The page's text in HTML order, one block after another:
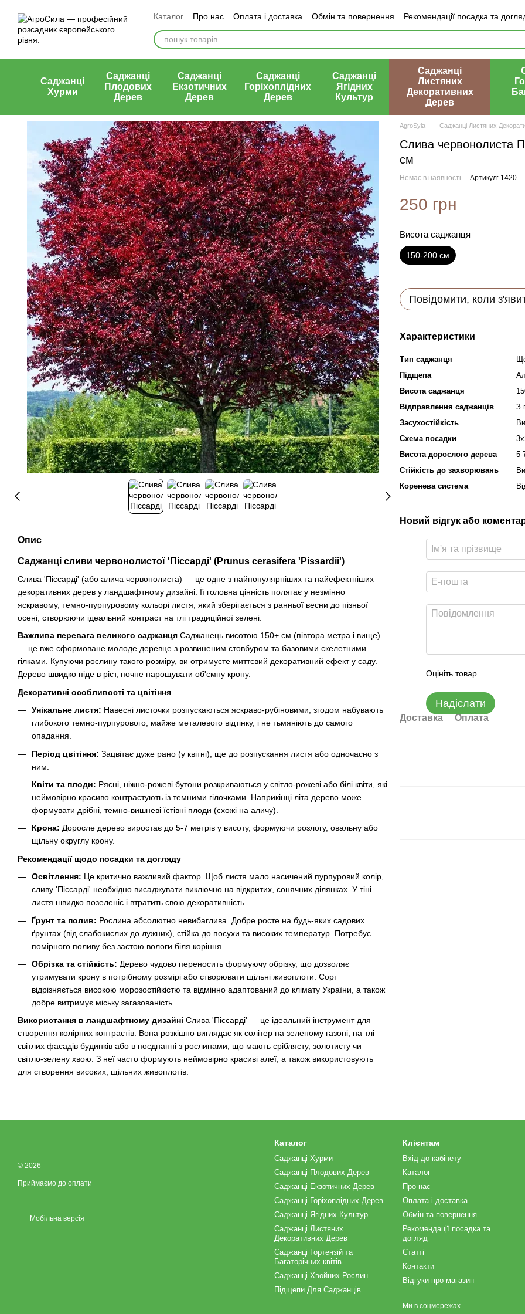
Каталог Про нас Оплата і доставка Обмін та повернення
Рекомендації посадка та
Статті
Контакти Відгуки про магазин
Саджанці
Хурми
Саджанці
Плодових
Дерев
Саджанці
Екзотичних
Дерев
Саджанці
Горіхоплідних
Дерев
Саджанці
Ягідних
Культур
Саджанці
Листяних
Декоративних
Дерев
Опис
Саджанці сливи червонолистої 'Піссарді' (Prunus cerasifera 'Pissardii')
Слива 'Піссарді' (або алича червонолиста) — це одне з найпопулярніших та найефектніших
декоративних дерев у ландшафтному дизайні. Її головна цінність полягає у незмінно
яскравому, темно-пурпуровому кольорі листя, який зберігається з ранньої весни до пізньої
осені, створюючи ідеальний контраст на тлі традиційної зелені.
Важлива перевага великого саджанця Саджанець висотою 150+ см (півтора метра і вище)
— це вже сформоване молоде деревце з розвиненим стовбуром та базовими скелетними
гілками. Купуючи рослину такого розміру, ви отримуєте миттєвий декоративний ефект у саду.
Дерево швидко піде в ріст, почне нарощувати об'ємну крону.
Декоративні особливості та цвітіння
Унікальне листя: Навесні листочки розпускаються яскраво-рубіновими, згодом набувають
глибокого темно-пурпурового, майже металевого відтінку, і не тьмяніють до самого
опадання.
Період цвітіння: Зацвітає дуже рано (у квітні), ще до розпускання листя або одночасно з
ним.
Квіти та плоди: Рясні, ніжно-рожеві бутони розкриваються у світло-рожеві або білі квіти, які
неймовірно красиво контрастують із темними гілочками. Наприкінці літа дерево може
формувати дрібні, темно-вишневі їстівні плоди (схожі на аличу).
Крона: Доросле дерево виростає до 5-7 метрів у висоту, формуючи розлогу, овальну або
щільну округлу крону.
Рекомендації щодо посадки та догляду
Освітлення: Це критично важливий фактор. Щоб листя мало насичений пурпуровий колір,
сливу 'Піссарді' необхідно висаджувати виключно на відкритих, сонячних ділянках. У тіні
листя швидко позеленіє і втратить свою декоративність.
Ґрунт та полив: Рослина абсолютно невибаглива. Добре росте на будь-яких садових
ґрунтах (від слабокислих до лужних), стійка до посухи та високих температур. Потребує
помірного поливу без застою вологи біля коріння.
Обрізка та стійкість: Дерево чудово переносить формуючу обрізку, що дозволяє
утримувати крону в потрібному розмірі або створювати щільні живоплоти. Сорт
відрізняється високою морозостійкістю та відмінно адаптований до клімату України, а також
добре витримує міську загазованість.
Використання в ландшафтному дизайні Слива 'Піссарді' — це ідеальний інструмент для
створення колірних контрастів. Вона розкішно виглядає як солітер на зеленому газоні, на тлі
світлих фасадів будинків або в поєднанні з рослинами, що мають сріблясту, золотисту чи
світло-зелену хвою. З неї часто формують неймовірно красиві алеї, а також використовують
для створення високих, щільних живоплотів.
AgroSyla Саджанці Листяних
Слива червонолиста
см
Немає в наявності Артикул: 1420
250 грн
Висота саджанця
150-200 см
Повідомити, коли
Характеристики
Тип саджанця
Підщепа
Висота саджанця
Відправлення саджанців
З
Засухостійкість
Схема посадки
Висота дорослого дерева
5-
Стійкість до захворювань
Коренева система
Новий відгук або
Оцініть товар
Надіслати
Доставка Оплата
© 2026
Приймаємо до оплати
Мобільна версія
Каталог
Саджанці Хурми
Саджанці Плодових Дерев
Саджанці Екзотичних Дерев
Саджанці Горіхоплідних Дерев
Саджанці Ягідних Культур
Саджанці Листяних
Декоративних Дерев
Саджанці Гортензій та
Багаторічних квітів
Саджанці Хвойних Рослин
Підщепи Для Саджанців
Клієнтам
Вхід до кабінету
Каталог
Про нас
Оплата і доставка
Обмін та повернення
Рекомендації посадка та
догляд
Статті
Контакти
Відгуки про магазин
Ми в соцмережах